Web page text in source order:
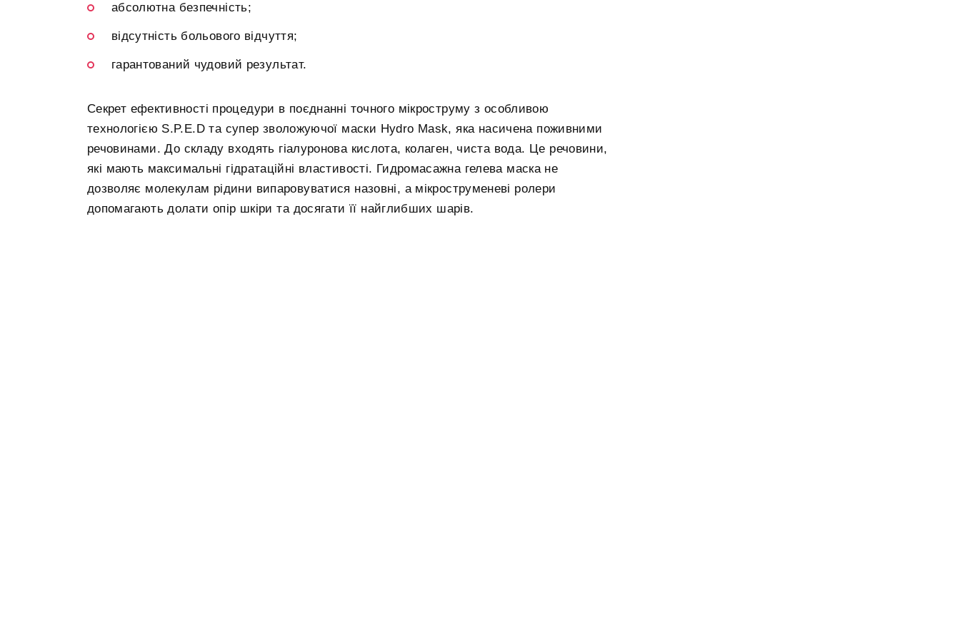
абсолютна безпечність;
відсутність больового відчуття;
гарантований чудовий результат.
Секрет ефективності процедури в поєднанні точного мікроструму з особливою
технологією S.P.E.D та супер зволожуючої маски Hydro Mask, яка насичена поживними
речовинами. До складу входять гіалуронова кислота, колаген, чиста вода. Це речовини,
які мають максимальні гідратаційні властивості. Гидромасажна гелева маска не
дозволяє молекулам рідини випаровуватися назовні, а мікроструменеві ролери
допомагають долати опір шкіри та досягати її найглибших шарів.